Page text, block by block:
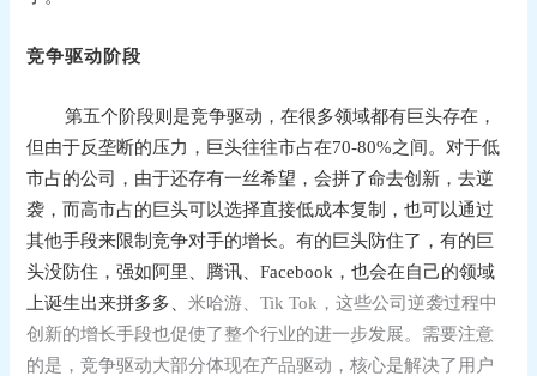
竞争驱动阶段
第五个阶段则是竞争驱动，在很多领域都有巨头存在，
但由于反垄断的压力，巨头往往市占在70-80%之间。对于低
市占的公司，由于还存有一丝希望，会拼了命去创新，去逆
袭，而高市占的巨头可以选择直接低成本复制，也可以通过
其他手段来限制竞争对手的增长。有的巨头防住了，有的巨
头没防住，强如阿里、腾讯、Facebook，也会在自己的领域
上诞生出来拼多多、 米哈游、Tik Tok，这些公司逆袭过程中
创新的增长手段也促使了整个行业的进一步发展。需要注意
的是，竞争驱动大部分体现在产品驱动，核心是解决了用户